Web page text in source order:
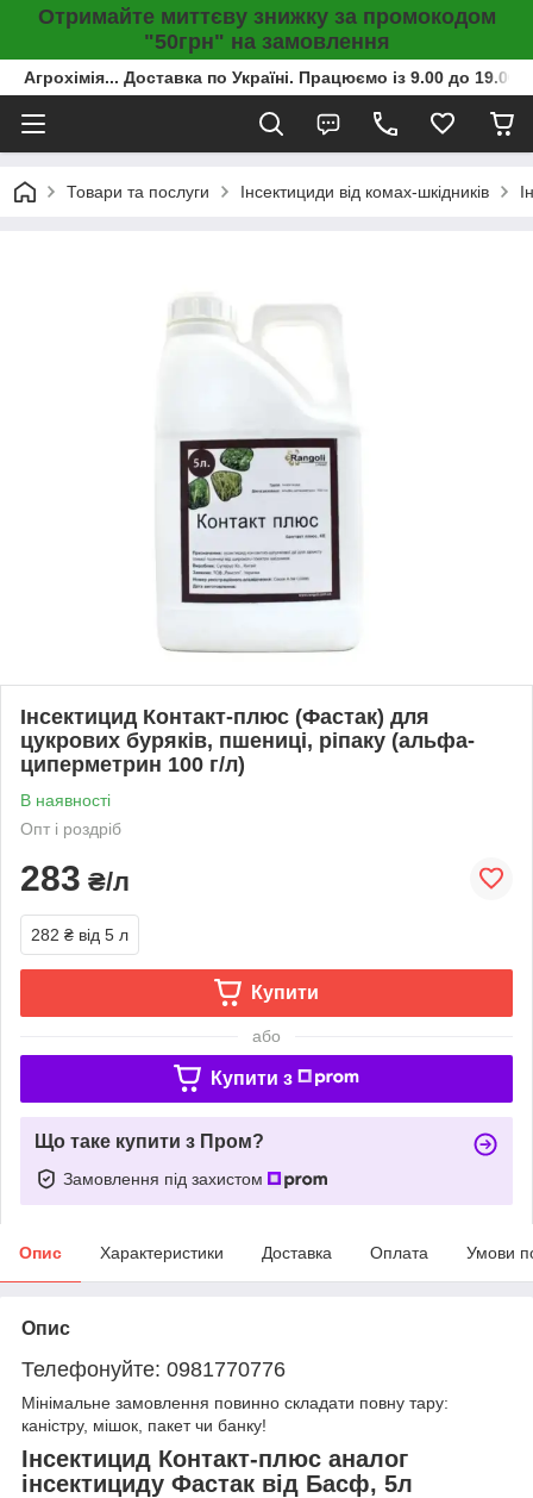
Отримайте миттєву знижку за промокодом
"50грн" на замовлення
Агрохімія... Доставка по Україні. Працюємо із 9.00 до
Товари та послуги Інсектициди від комах-шкідників
Інсектицид Контакт-плюс (Фастак) для
цукрових буряків, пшениці, ріпаку (альфа-
циперметрин 100 г/л)
В наявності
Опт і роздріб
283 ₴/л
282 ₴ від 5 л
Купити
або
Купити з
Що таке купити з Пром?
Замовлення під захистом
Опис Характеристики Доставка Оплата Умови
Опис
Телефонуйте: 0981770776
Мінімальне замовлення повинно складати повну тару:
каністру, мішок, пакет чи банку!
Інсектицид Контакт-плюс аналог
інсектициду Фастак від Басф, 5л